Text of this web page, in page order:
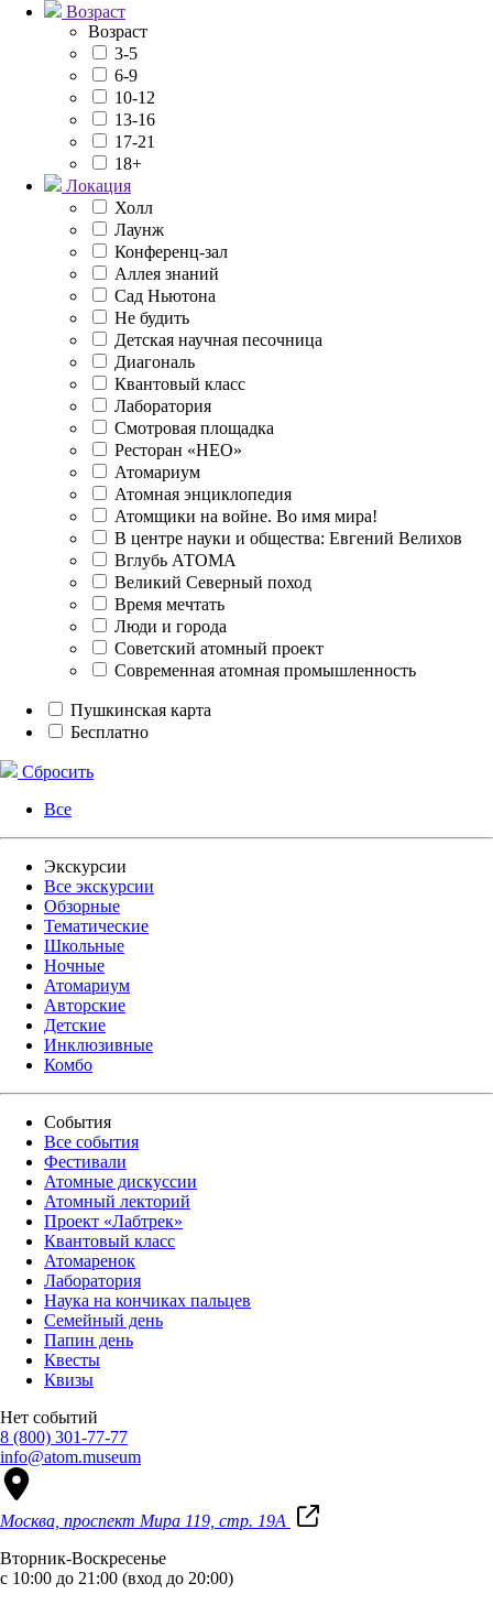
Возраст
Возраст
3-5
6-9
10-12
13-16
17-21
18+
Локация
Холл
Лаунж
Конференц-зал
Аллея знаний
Сад Ньютона
Не будить
Детская научная песочница
Диагональ
Квантовый класс
Лаборатория
Смотровая площадка
Ресторан «НЕО»
Атомариум
Атомная энциклопедия
Атомщики на войне. Во имя мира!
В центре науки и общества: Евгений Велихов
Вглубь АТОМА
Великий Северный поход
Время мечтать
Люди и города
Советский атомный проект
Современная атомная промышленность
Пушкинская карта
Бесплатно
Сбросить
Все
Экскурсии
Все экскурсии
Обзорные
Тематические
Школьные
Ночные
Атомариум
Авторские
Детские
Инклюзивные
Комбо
События
Все события
Фестивали
Атомные дискуссии
Атомный лекторий
Проект «Лабтрек»
Квантовый класс
Атомаренок
Лаборатория
Наука на кончиках пальцев
Семейный день
Папин день
Квесты
Квизы
Нет событий
8 (800) 301-77-77
info@atom.museum
Москва, проспект Мира 119, стр. 19А
Вторник-Воскресенье
с 10:00 до 21:00 (вход до 20:00)